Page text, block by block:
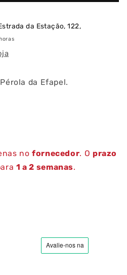
da Estação, 122,
da Efapel.
nofornecedor. O prazo
1 a 2 semanas.